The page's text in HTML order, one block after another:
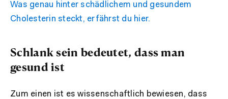
Was genau hinter schädlichem und gesundem
Cholesterin steckt, erfährst du hier.
Schlank sein bedeutet, dass man
gesund ist
Zum einen ist es wissenschaftlich bewiesen, dass